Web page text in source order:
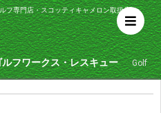
フ専門店・スコッティキャメロン取扱店
フワークス・レスキュー
Golf